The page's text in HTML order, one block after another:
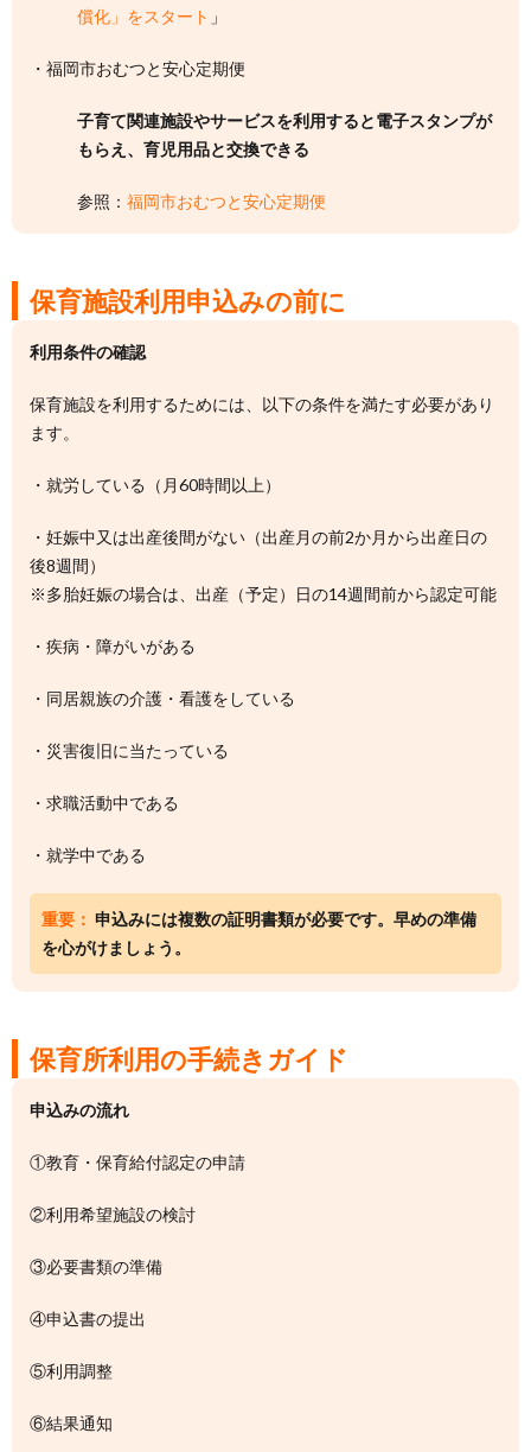
償化」をスタート 」
・福岡市おむつと安心定期便
子育て関連施設やサービスを利用すると電子スタンプが
もらえ、育児用品と交換できる
参照： 福岡市おむつと安心定期便
保育施設利用申込みの前に
利用条件の確認
保育施設を利用するためには、以下の条件を満たす必要があり
ます。
・就労している（月60時間以上）
・妊娠中又は出産後間がない（出産月の前2か月から出産日の
後8週間）
※多胎妊娠の場合は、出産（予定）日の14週間前から認定可能
・疾病・障がいがある
・同居親族の介護・看護をしている
・災害復旧に当たっている
・求職活動中である
・就学中である
重要： 申込みには複数の証明書類が必要です。早めの準備
を心がけましょう。
保育所利用の手続きガイド
申込みの流れ
①教育・保育給付認定の申請
②利用希望施設の検討
③必要書類の準備
④申込書の提出
⑤利用調整
⑥結果通知